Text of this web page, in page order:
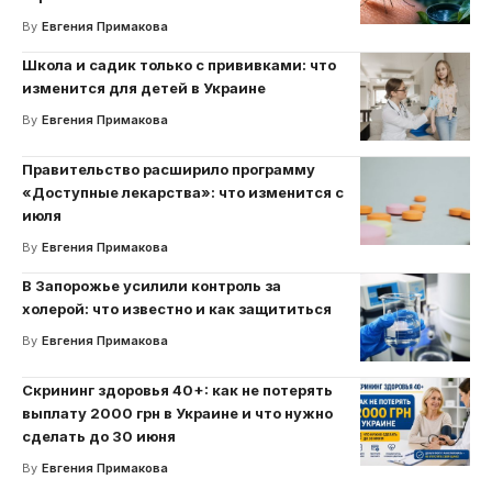
By Евгения Примакова
Школа и садик только с прививками: что
изменится для детей в Украине
By Евгения Примакова
Правительство расширило программу
«Доступные лекарства»: что изменится с
июля
By Евгения Примакова
В Запорожье усилили контроль за
холерой: что известно и как защититься
By Евгения Примакова
Скрининг здоровья 40+: как не потерять
выплату 2000 грн в Украине и что нужно
сделать до 30 июня
By Евгения Примакова